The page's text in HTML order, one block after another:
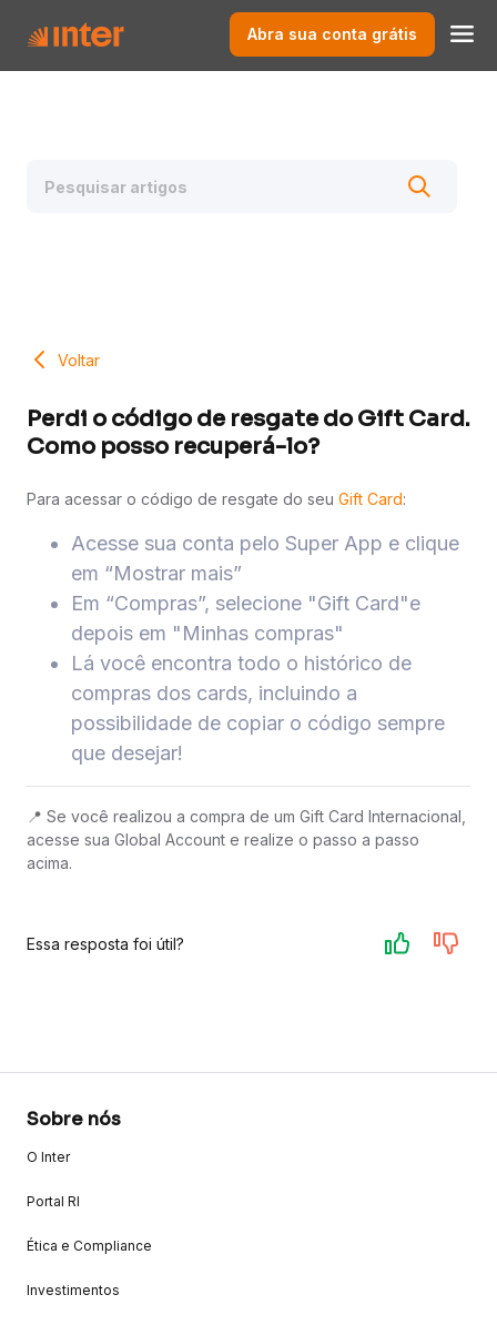
Abra sua conta grátis
Voltar
Perdi o código de resgate do Gift Card.
Como posso recuperá-lo?
Para acessar o código de resgate do seu Gift Card:
Acesse sua conta pelo Super App e clique
em “Mostrar mais”
Em “Compras”, selecione "Gift Card"e
depois em "Minhas compras"
Lá você encontra todo o histórico de
compras dos cards, incluindo a
possibilidade de copiar o código sempre
que desejar!
📍 Se você realizou a compra de um Gift Card Internacional,
acesse sua Global Account e realize o passo a passo
acima.
Essa resposta foi útil?
Sobre nós
O Inter
Portal RI
Ética e Compliance
Investimentos